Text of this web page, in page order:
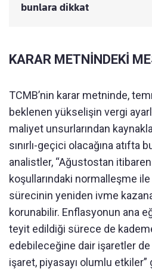
bunlara dikkat
KARAR METNİNDEKİ
TCMB’nin karar metninde,
beklenen yükselişin vergi
maliyet unsurlarından
sınırlı-geçici olacağına atıfta
analistler, “Ağustostan
koşullarındaki normalleşme
sürecinin yeniden ivme
korunabilir. Enflasyonun ana
teyit edildiği sürece de
edebileceğine dair işaretler
işaret, piyasayı olumlu etkiler”